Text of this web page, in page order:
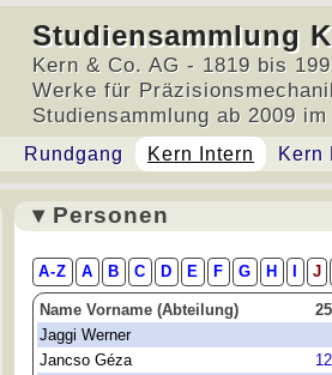
Studiensammlung
Kern & Co. AG - 1819 bis
Werke für
Studiensammlung ab 2009
Rundgang Kern Intern Kern
▾ Personen
▸ Personen
A-Z A B C D E F G H J
Name Vorname (Abteilung)
Jaggi Werner
Jancso Géza